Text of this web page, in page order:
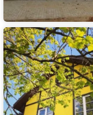
Гостевой
дом
Петергофский